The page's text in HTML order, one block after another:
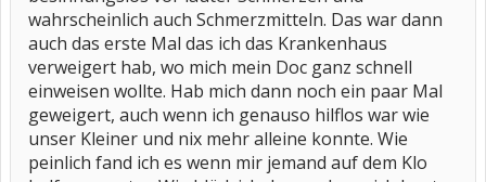
wahrscheinlich auch Schmerzmitteln. Das war dann
auch das erste Mal das ich das Krankenhaus
verweigert hab, wo mich mein Doc ganz schnell
einweisen wollte. Hab mich dann noch ein paar Mal
geweigert, auch wenn ich genauso hilflos war wie
unser Kleiner und nix mehr alleine konnte. Wie
peinlich fand ich es wenn mir jemand auf dem Klo